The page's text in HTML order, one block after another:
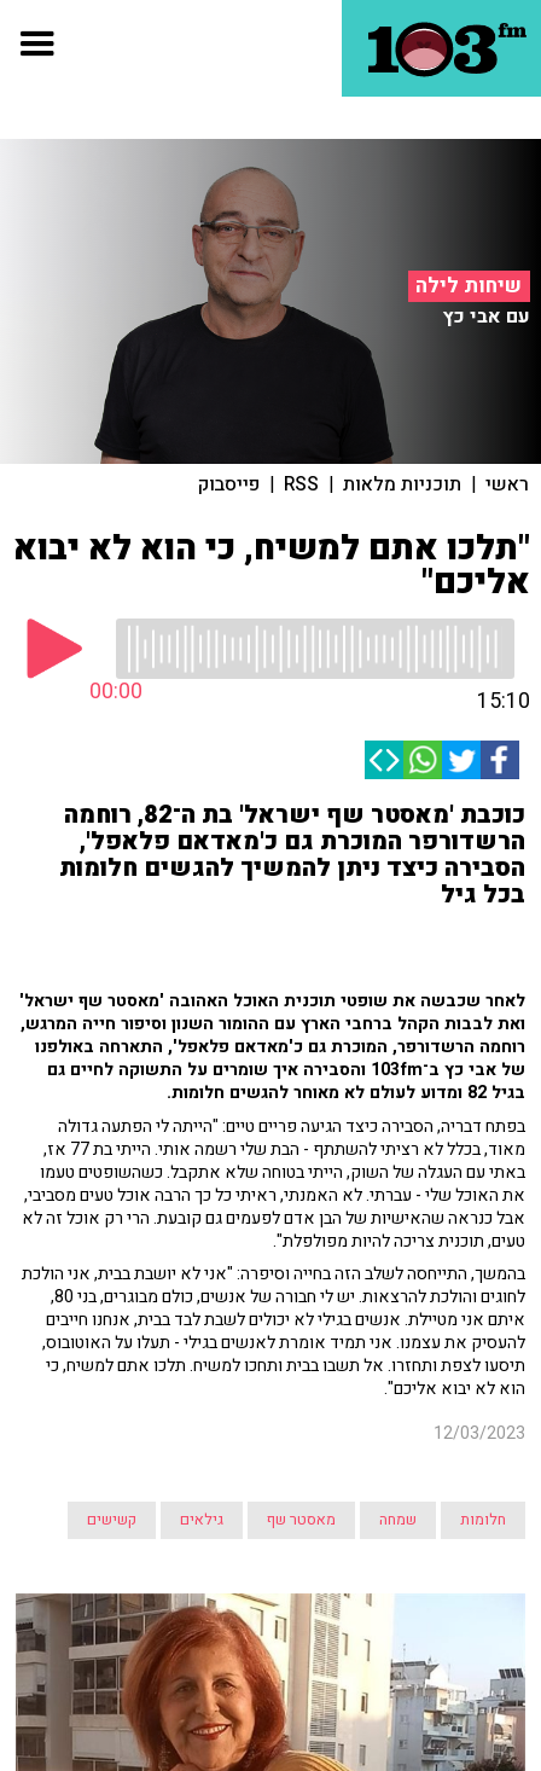
שיחות לילה
עם אבי כץ
ראשי | תוכניות מלאות |
RSS
| פייסבוק
"תלכו אתם למשיח, כי הוא לא יבוא
אליכם"
00:00 15:10
כוכבת 'מאסטר שף ישראל' בת ה־82, רוחמה
הרשדורפר המוכרת גם כ'מאדאם פלאפל',
הסבירה כיצד ניתן להמשיך להגשים חלומות
בכל גיל
לאחר שכבשה את שופטי תוכנית האוכל האהובה 'מאסטר שף ישראל'
ואת לבבות הקהל ברחבי הארץ עם ההומור השנון וסיפור חייה המרגש,
רוחמה הרשדורפר, המוכרת גם כ'מאדאם פלאפל', התארחה באולפנו
של אבי כץ ב־103fm והסבירה איך שומרים על התשוקה לחיים גם
בגיל 82 ומדוע לעולם לא מאוחר להגשים חלומות.
בפתח דבריה, הסבירה כיצד הגיעה פריים טיים: "הייתה לי הפתעה גדולה
מאוד, בכלל לא רציתי להשתתף - הבת שלי רשמה אותי. הייתי בת 77 אז,
באתי עם העגלה של השוק, הייתי בטוחה שלא אתקבל. כשהשופטים טעמו
את האוכל שלי - עברתי. לא האמנתי, ראיתי כל כך הרבה אוכל טעים מסביבי,
אבל כנראה שהאישיות של הבן אדם לפעמים גם קובעת. הרי רק אוכל זה לא
טעים, תוכנית צריכה להיות מפולפלת".
בהמשך, התייחסה לשלב הזה בחייה וסיפרה: "אני לא יושבת בבית, אני הולכת
לחוגים והולכת להרצאות. יש לי חבורה של אנשים, כולם מבוגרים, בני 80,
איתם אני מטיילת. אנשים בגילי לא יכולים לשבת לבד בבית, אנחנו חייבים
להעסיק את עצמנו. אני תמיד אומרת לאנשים בגילי - תעלו על האוטובוס,
תיסעו לצפת ותחזרו. אל תשבו בבית ותחכו למשיח. תלכו אתם למשיח, כי
הוא לא יבוא אליכם".
12/03/2023
חלומות שמחה מאסטר שף גילאים קשישים